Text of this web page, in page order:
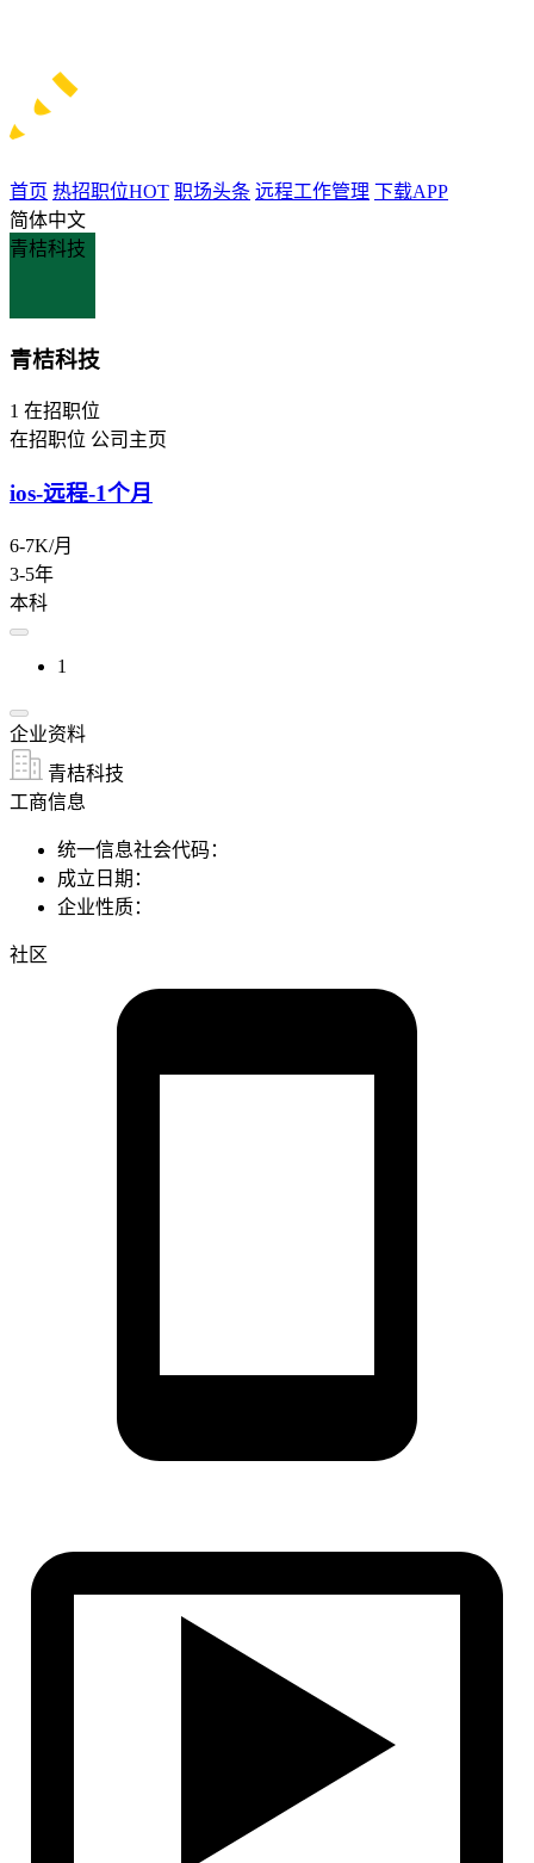
首页 热招职位HOT 职场头条 远程工作管理 下载APP
简体中文
青桔科技
青桔科技
1 在招职位
在招职位 公司主页
ios-远程-1个月
6-7K/月
3-5年
本科
1
企业资料
青桔科技
工商信息
统一信息社会代码：
成立日期：
企业性质：
社区